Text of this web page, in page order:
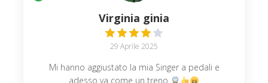
Virginia ginia
29 Aprile 2025
Mi hanno aggiustato la mia Singer a pedali e
adesso va come un treno